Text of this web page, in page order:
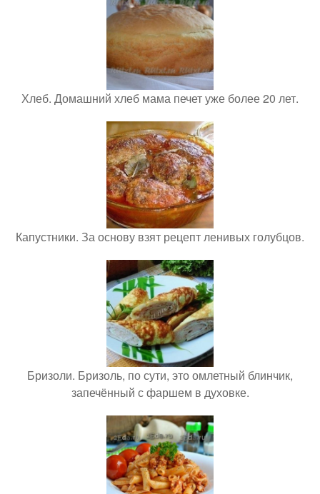
Хлеб. Домашний хлеб мама печет уже более 20 лет.
Капустники. За основу взят рецепт ленивых голубцов.
Бризоли. Бризоль, по сути, это омлетный блинчик,
запечённый с фаршем в духовке.